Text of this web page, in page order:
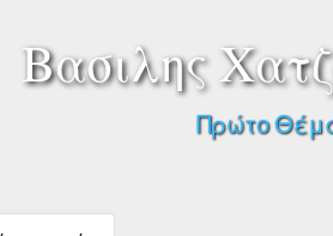
Βασιλης
Πρώτο